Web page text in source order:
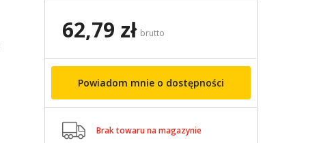
62,79 zł brutto
Powiadom mnie o dostępności
 Brak towaru na magazynie